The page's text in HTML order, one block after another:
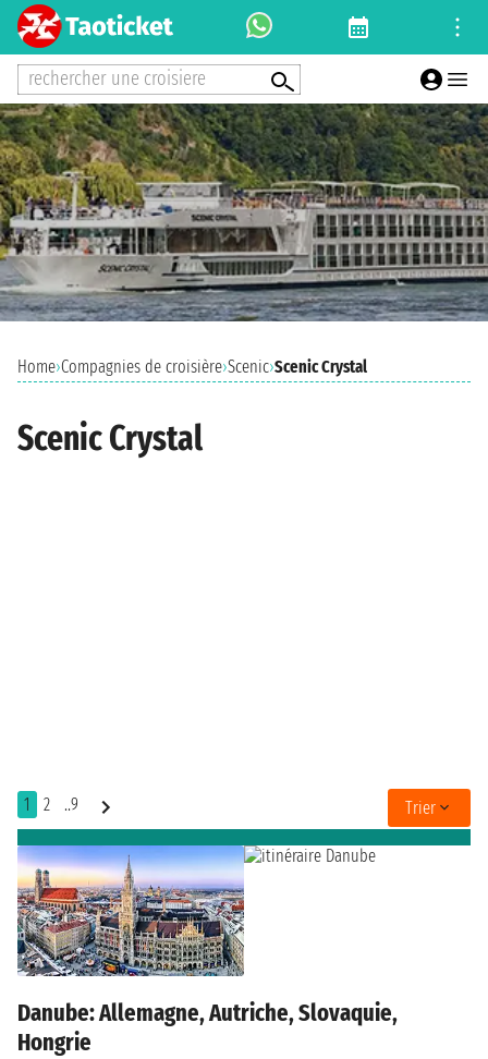
rechercher une croisiere
Home›Compagnies de croisière›Scenic›Scenic Crystal
Scenic Crystal
1 2 ..9 Trier
Danube: Allemagne, Autriche, Slovaquie,
Hongrie